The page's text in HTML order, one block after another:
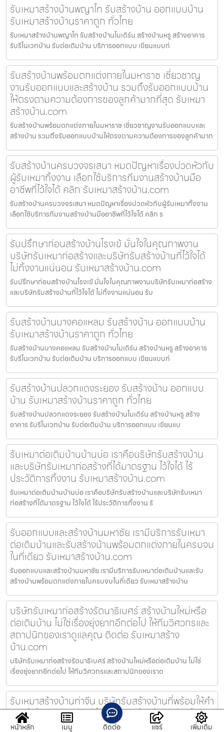
รับเหมาสร้างบ้านพญาไท รับสร้างบ้าน ออกแบบบ้าน
รับเหมาสร้างบ้านราคาถูก ทั่วไทย
รับเหมาสร้างบ้านพญาไท รับสร้างบ้านโมเดิร์น สร้างบ้านหรู สร้างอาคาร
รับรีโนเวทบ้าน รับต่อเติมบ้าน บริการออกแบบ เขียนแบบก่
รับสร้างบ้านพร้อมตกแต่งภายในมหาราช เชี่ยวชาญ
งานรับออกแบบและสร้างบ้าน รวมถึงรับออกแบบบ้าน
ให้ตรงตามความต้องการของลูกค้ามากที่สุด รับเหมา
สร้างบ้าน.com
รับสร้างบ้านพร้อมตกแต่งภายในมหาราช เชี่ยวชาญงานรับออกแบบและ
สร้างบ้าน รวมถึงรับออกแบบบ้านให้ตรงตามความต้องการของลูกค้ามาก
รับสร้างบ้านครบวงจรเสนา หมดปัญหาเรื่องปวดหัวกับ
ผู้รับเหมาทิ้งงาน เลือกใช้บริการทีมงานสร้างบ้านมือ
อาชีพที่ไว้ใจได้ คลิก รับเหมาสร้างบ้าน.com
รับสร้างบ้านครบวงจรเสนา หมดปัญหาเรื่องปวดหัวกับผู้รับเหมาทิ้งงาน
เลือกใช้บริการทีมงานสร้างบ้านมืออาชีพที่ไว้ใจได้ คลิก ร
รับปรึกษาก่อนสร้างบ้านโรงเข้ มั่นใจในคุณภาพงาน
บริษัทรับเหมาก่อสร้างและบริษัทรับสร้างบ้านที่ไว้ใจได้
ไม่ทิ้งงานแน่นอน รับเหมาสร้างบ้าน.com
รับปรึกษาก่อนสร้างบ้านโรงเข้ มั่นใจในคุณภาพงานบริษัทรับเหมาก่อสร้าง
และบริษัทรับสร้างบ้านที่ไว้ใจได้ ไม่ทิ้งงานแน่นอน รับ
รับสร้างบ้านบางคอแหลม รับสร้างบ้าน ออกแบบบ้าน
รับเหมาสร้างบ้านราคาถูก ทั่วไทย
รับสร้างบ้านบางคอแหลม รับสร้างบ้านโมเดิร์น สร้างบ้านหรู สร้างอาคาร
รับรีโนเวทบ้าน รับต่อเติมบ้าน บริการออกแบบ เขียนแบบก่
รับสร้างบ้านปลวกแดงระยอง รับสร้างบ้าน ออกแบบ
บ้าน รับเหมาสร้างบ้านราคาถูก ทั่วไทย
รับสร้างบ้านปลวกแดงระยอง รับสร้างบ้านโมเดิร์น สร้างบ้านหรู สร้าง
อาคาร รับรีโนเวทบ้าน รับต่อเติมบ้าน บริการออกแบบ เขียนแบ
รับเหมาต่อเติมบ้านบ้านบ่อ เราคือบริษัทรับสร้างบ้าน
และบริษัทรับเหมาก่อสร้างที่ได้มาตรฐาน ไว้ใจได้ ไร้
ประวัติการทิ้งงาน รับเหมาสร้างบ้าน.com
รับเหมาต่อเติมบ้านบ้านบ่อ เราคือบริษัทรับสร้างบ้านและบริษัทรับเหมา
ก่อสร้างที่ได้มาตรฐาน ไว้ใจได้ ไร้ประวัติการทิ้งงาน รั
รับออกแบบและสร้างบ้านมหาชัย เรามีบริการรับเหมา
ต่อเติมบ้านและรับสร้างบ้านพร้อมตกแต่งภายในครบจบ
ในที่เดียว รับเหมาสร้างบ้าน.com
รับออกแบบและสร้างบ้านมหาชัย เรามีบริการรับเหมาต่อเติมบ้านและรับ
สร้างบ้านพร้อมตกแต่งภายในครบจบในที่เดียว รับเหมาสร้างบ้าน
บริษัทรับเหมาก่อสร้างรัตนาธิเบศร์ สร้างบ้านใหม่หรือ
ต่อเติมบ้าน ไม่ใช่เรื่องยุ่งยากอีกต่อไป ให้ทีมวิศวกรและ
สถาปนิกของเราดูแลคุณ ติดต่อ รับเหมาสร้าง
บ้าน.com
บริษัทรับเหมาก่อสร้างรัตนาธิเบศร์ สร้างบ้านใหม่หรือต่อเติมบ้าน ไม่ใช่
เรื่องยุ่งยากอีกต่อไป ให้ทีมวิศวกรและสถาปนิกของเราด
รับเหมาสร้างบ้านท่าจีน บริษัทรับสร้างบ้านที่พร้อมให้คำ
แนะนำด้วยบริการรับปรึกษาก่อนสร้างบ้านอย่างมือ
อาชีพที่ รับเหมาสร้างบ้าน.com
หน้าหลัก เมนู ติดต่อ แชร์ เพิ่มเติม